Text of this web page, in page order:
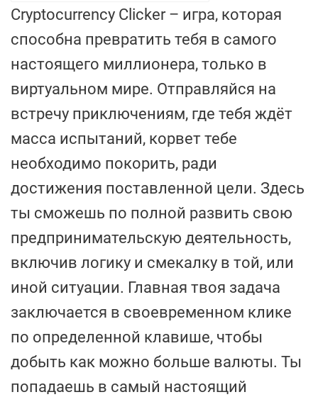
Cryptocurrency Clicker – игра, которая
способна превратить тебя в самого
настоящего миллионера, только в
виртуальном мире. Отправляйся на
встречу приключениям, где тебя ждёт
масса испытаний, корвет тебе
необходимо покорить, ради
достижения поставленной цели. Здесь
ты сможешь по полной развить свою
предпринимательскую деятельность,
включив логику и смекалку в той, или
иной ситуации. Главная твоя задача
заключается в своевременном клике
по определенной клавише, чтобы
добыть как можно больше валюты. Ты
попадаешь в самый настоящий